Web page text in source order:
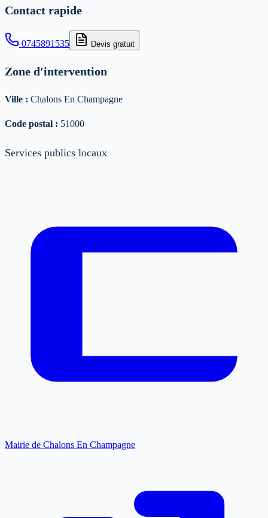
Contact rapide
0745891535 Devis gratuit
Zone d'intervention
Ville : Chalons En Champagne
Code postal : 51000
Services publics locaux
Mairie de Chalons En Champagne